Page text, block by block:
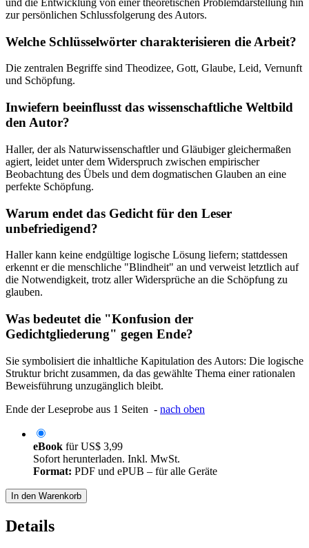
und die Entwicklung von einer theoretischen Problemdarstellung hin
zur persönlichen Schlussfolgerung des Autors.
Welche Schlüsselwörter charakterisieren die Arbeit?
Die zentralen Begriffe sind Theodizee, Gott, Glaube, Leid, Vernunft
und Schöpfung.
Inwiefern beeinflusst das wissenschaftliche Weltbild
den Autor?
Haller, der als Naturwissenschaftler und Gläubiger gleichermaßen
agiert, leidet unter dem Widerspruch zwischen empirischer
Beobachtung des Übels und dem dogmatischen Glauben an eine
perfekte Schöpfung.
Warum endet das Gedicht für den Leser
unbefriedigend?
Haller kann keine endgültige logische Lösung liefern; stattdessen
erkennt er die menschliche "Blindheit" an und verweist letztlich auf
die Notwendigkeit, trotz aller Widersprüche an die Schöpfung zu
glauben.
Was bedeutet die "Konfusion der
Gedichtgliederung" gegen Ende?
Sie symbolisiert die inhaltliche Kapitulation des Autors: Die logische
Struktur bricht zusammen, da das gewählte Thema einer rationalen
Beweisführung unzugänglich bleibt.
Ende der Leseprobe aus 1 Seiten - nach oben
eBook fürUS$ 3,99
Sofort herunterladen. Inkl. MwSt.
Format: PDF und ePUB – für alle Geräte
In den Warenkorb
Details